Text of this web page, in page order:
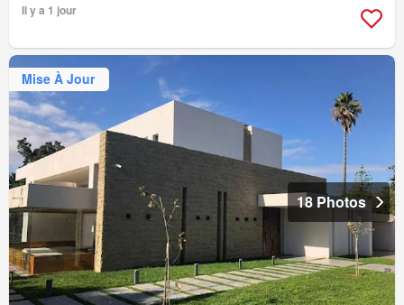
Il y a 1 jour
Mise À Jour
18 Photos